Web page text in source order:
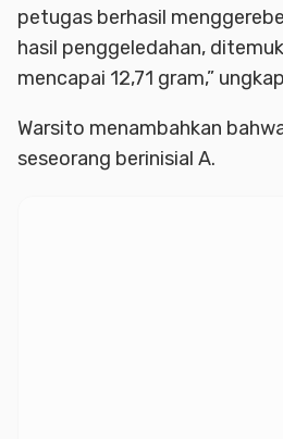
petugas berhasil
hasil penggeledahan,
mencapai 12,71 gram,”
Warsito menambahkan
seseorang berinisial A.